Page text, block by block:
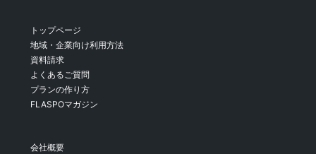
トップページ
地域・企業向け利用方法
資料請求
よくあるご質問
プランの作り方
FLASPOマガジン
会社概要